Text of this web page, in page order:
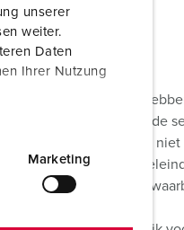
unserer
weiter.
Daten
Ihrer Nutzung
Marketing
tot de gegevens
groep die voor de
MENNEKES-groep die
voor statistische
de gegevens wordt